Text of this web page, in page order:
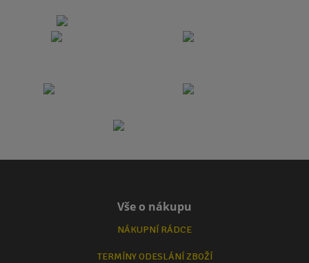
Vše o nákupu
NÁKUPNÍ RÁDCE
TERMÍNY ODESLÁNÍ ZBOŽÍ